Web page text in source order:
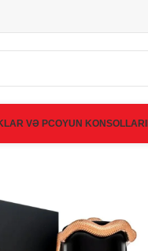
VƏ PCOYUN KONSOLLARI